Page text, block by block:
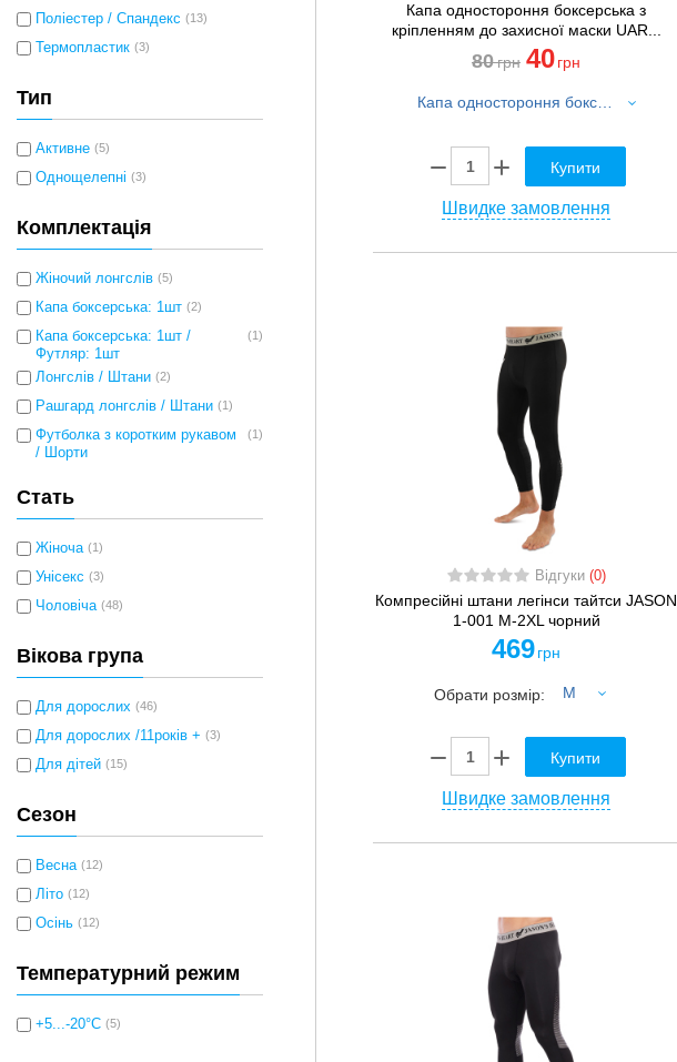
Поліестер / Спандекс (13)
Термопластик (3)
Тип
Активне (5)
Однощелепні (3)
Комплектація
Жіночий лонгслів (5)
Капа боксерська: 1шт (2)
Капа боксерська: 1шт /
Футляр: 1шт
(1)
Лонгслів / Штани (2)
Рашгард лонгслів / Штани (1)
Футболка з коротким рукавом
/ Шорти
(1)
Стать
Жіноча (1)
Унісекс (3)
Чоловіча (48)
Вікова група
Для дорослих (46)
Для дорослих /11років + (3)
Для дітей (15)
Сезон
Весна (12)
Літо (12)
Осінь (12)
Температурний режим
+5...-20°C (5)
Капа одностороння боксерська з
кріпленням до захисної маски UAR...
80грн 40 грн
Капа одностороння боксерська з кріпленням до захисної маски UAR MG-005 кольори в асортименті
Купити
Швидке замовлення
Відгуки (0)
Компресійні штани легінси тайтси JASON
1-001 M-2XL чорний
469 грн
Обрати розмір: M
Купити
Швидке замовлення